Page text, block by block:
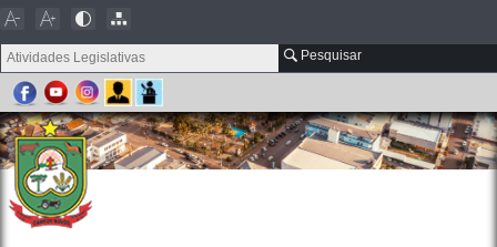
Pesquisar